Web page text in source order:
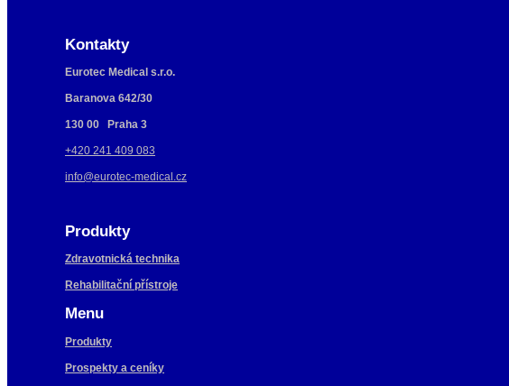
Kontakty
Eurotec Medical s.r.o.
Baranova 642/30
130 00 Praha 3
+420 241 409 083
info@eurotec-medical.cz
Produkty
Zdravotnická technika
Rehabilitační přístroje
Menu
Produkty
Prospekty a ceníky